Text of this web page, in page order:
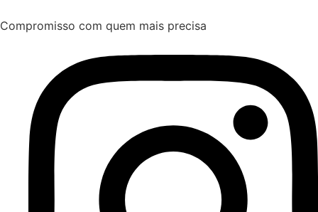
Compromisso com quem mais precisa